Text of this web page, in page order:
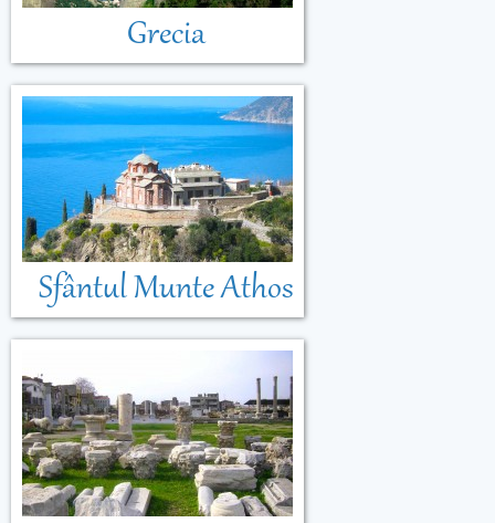
Grecia
Sfântul Munte Athos